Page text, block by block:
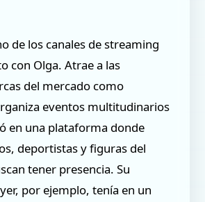
de los canales de streaming
con Olga. Atrae a las
del mercado como
eventos multitudinarios
en una plataforma donde
deportistas y figuras del
tener presencia. Su
por ejemplo, tenía en un